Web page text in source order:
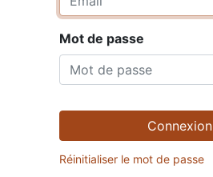
Mot de passe
Connexion
Réinitialiser le mot de passe